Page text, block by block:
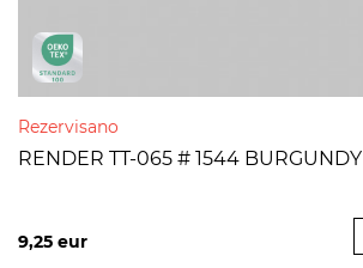
Rezervisano
RENDER TT-065 # 1544 BURGUNDY
9,25 eur